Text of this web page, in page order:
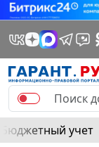
Бюджетный учет